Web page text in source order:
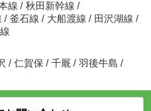
線 / 秋田新幹線 /
/ 釜石線 / 大船渡線 / 田沢湖線 /
/ 仁賀保 / 千厩 / 羽後牛島 /